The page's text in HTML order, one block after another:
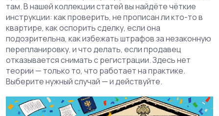
там. В нашей коллекции статей вы найдёте чёткие
инструкции: как проверить, не прописан ли кто-то в
квартире, как оспорить сделку, если она
подозрительна, как избежать штрафов за незаконную
перепланировку, и что делать, если продавец
отказывается снимать с регистрации. Здесь нет
теории — только то, что работает на практике.
Выберите нужный случай — и действуйте.